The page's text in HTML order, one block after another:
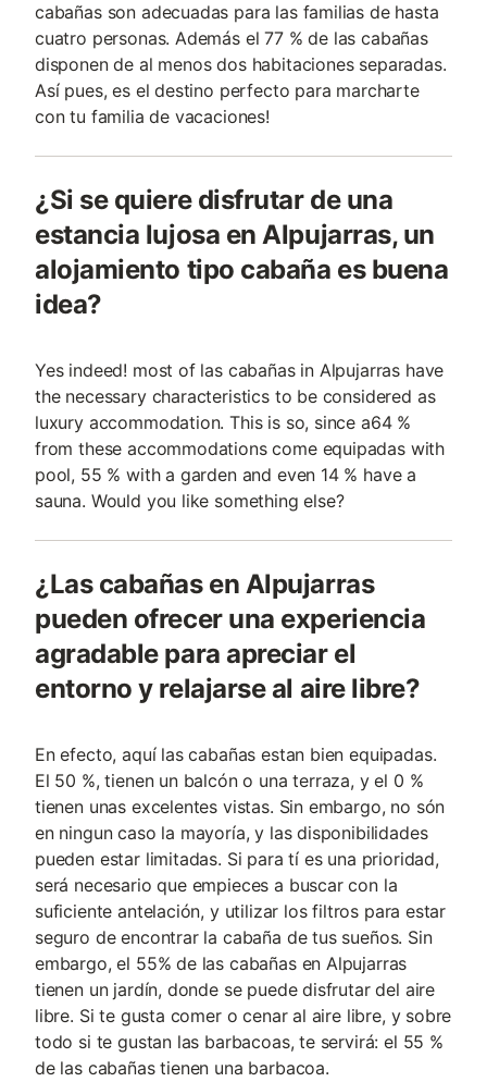
cabañas son adecuadas para las familias de hasta
cuatro personas. Además el 77 % de las cabañas
disponen de al menos dos habitaciones separadas.
Así pues, es el destino perfecto para marcharte
con tu familia de vacaciones!
¿Si se quiere disfrutar de una
estancia lujosa en Alpujarras, un
alojamiento tipo cabaña es buena
idea?
Yes indeed! most of las cabañas in Alpujarras have
the necessary characteristics to be considered as
luxury accommodation. This is so, since a64 %
from these accommodations come equipadas with
pool, 55 % with a garden and even 14 % have a
sauna. Would you like something else?
¿Las cabañas en Alpujarras
pueden ofrecer una experiencia
agradable para apreciar el
entorno y relajarse al aire libre?
En efecto, aquí las cabañas estan bien equipadas.
El 50 %, tienen un balcón o una terraza, y el 0 %
tienen unas excelentes vistas. Sin embargo, no són
en ningun caso la mayoría, y las disponibilidades
pueden estar limitadas. Si para tí es una prioridad,
será necesario que empieces a buscar con la
suficiente antelación, y utilizar los filtros para estar
seguro de encontrar la cabaña de tus sueños. Sin
embargo, el 55% de las cabañas en Alpujarras
tienen un jardín, donde se puede disfrutar del aire
libre. Si te gusta comer o cenar al aire libre, y sobre
todo si te gustan las barbacoas, te servirá: el 55 %
de las cabañas tienen una barbacoa.